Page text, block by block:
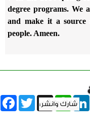
degree programs. We
and make it a source
people. Ameen.
Twitter X
WhatsAppLinkedIn